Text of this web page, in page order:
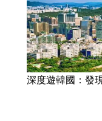
深度遊韓國：發